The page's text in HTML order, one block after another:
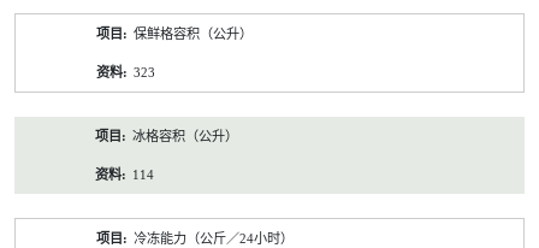
保鲜格容积（公升）
323
冰格容积（公升）
114
冷冻能力（公斤／24小时）